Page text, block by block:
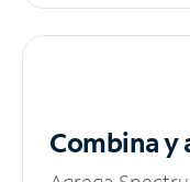
Combina y